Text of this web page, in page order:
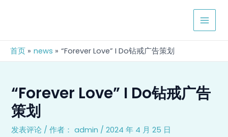
MAIN
首页 news “Forever Love” I Do钻戒广告策划
“Forever Love” I Do钻戒广告
策划
发表评论 / 作者： admin /2024 年 4 月 25 日